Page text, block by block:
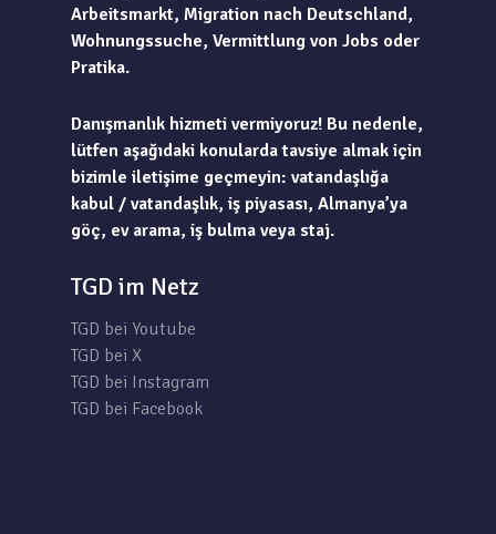
Arbeitsmarkt, Migration nach Deutschland,
Wohnungssuche, Vermittlung von Jobs oder
Pratika.
Danışmanlık hizmeti vermiyoruz! Bu nedenle,
lütfen aşağıdaki konularda tavsiye almak için
bizimle iletişime geçmeyin: vatandaşlığa
kabul / vatandaşlık, iş piyasası, Almanya’ya
göç, ev arama, iş bulma veya staj.
TGD im Netz
TGD bei Youtube
TGD bei X
TGD bei Instagram
TGD bei Facebook